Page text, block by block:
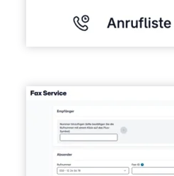
Show larger version